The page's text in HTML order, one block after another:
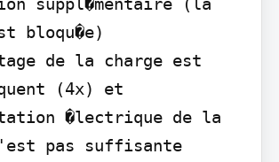
bloqu�e)
de la charge est
(4x) et
�lectrique de la
pas suffisante